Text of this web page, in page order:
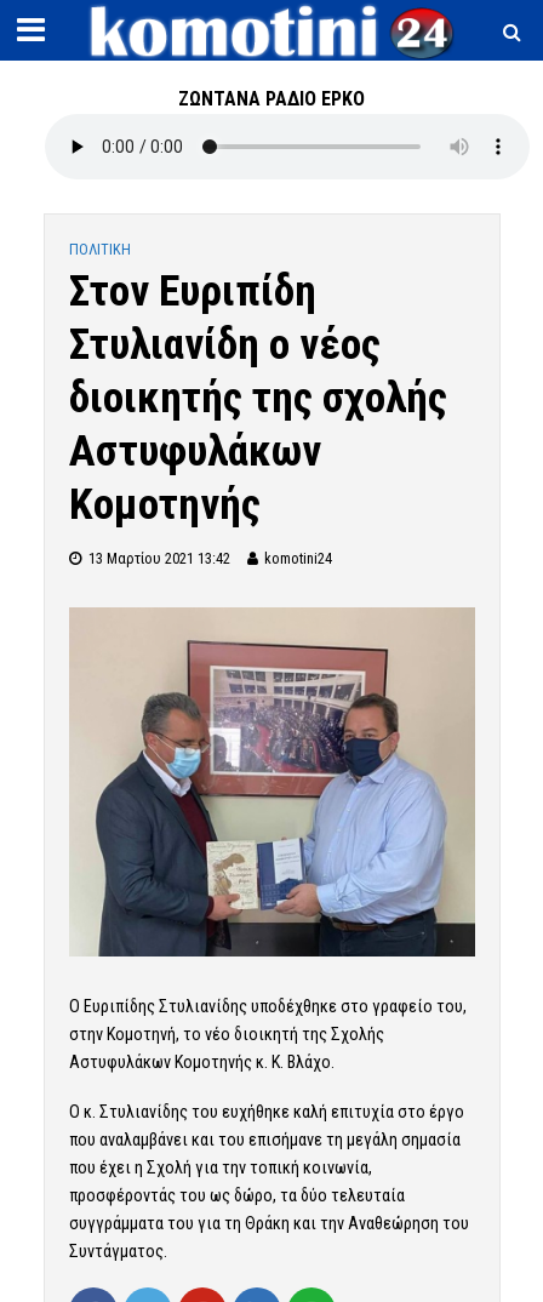
ΖΩΝΤΑΝΑ ΡΑΔΙΟ ΕΡΚΟ
ΠΟΛΙΤΙΚΗ
Στον Ευριπίδη
Στυλιανίδη ο νέος
διοικητής της σχολής
Αστυφυλάκων
Κομοτηνής
13 Μαρτίου 2021 13:42 komotini24
Ο Ευριπίδης Στυλιανίδης υποδέχθηκε στο γραφείο του,
στην Κομοτηνή, το νέο διοικητή της Σχολής
Αστυφυλάκων Κομοτηνής κ. Κ. Βλάχο.
Ο κ. Στυλιανίδης του ευχήθηκε καλή επιτυχία στο έργο
που αναλαμβάνει και του επισήμανε τη μεγάλη σημασία
που έχει η Σχολή για την τοπική κοινωνία,
προσφέροντάς του ως δώρο, τα δύο τελευταία
συγγράμματα του για τη Θράκη και την Αναθεώρηση του
Συντάγματος.